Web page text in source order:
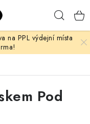
na PPL výdejní místa
Pod